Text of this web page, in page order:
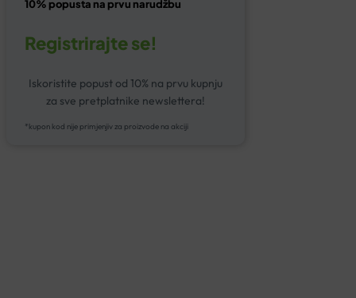
10% popusta na prvu narudžbu
Registrirajte se!
Iskoristite popust od 10% na prvu kupnju
za sve pretplatnike newslettera!
*kupon kod nije primjenjiv za proizvode na akciji